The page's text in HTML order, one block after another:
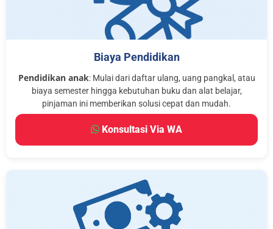
Biaya Pendidikan
Pendidikan anak: Mulai dari daftar ulang, uang pangkal, atau
biaya semester hingga kebutuhan buku dan alat belajar,
pinjaman ini memberikan solusi cepat dan mudah.
Konsultasi Via WA